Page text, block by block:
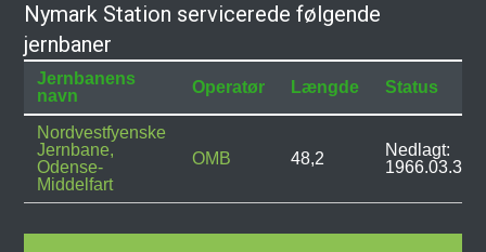
Nymark Station servicerede følgende
jernbaner
Jernbanens
navn
Operatør Længde Status
Nordvestfyenske
Jernbane,
Odense-
Middelfart
OMB 48,2
Nedlagt:
1966.03.31